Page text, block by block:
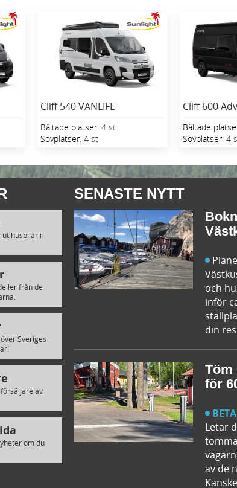
Cliff 540 VANLIFE
Bältade platser: 4 st
Sovplatser: 4 st
Cliff 600
Bältade
Sovplatser: 4
ut husbilar i
från de
Sveriges
av
om du
SENASTE NYTT
och
inför
din
Töm
för
Letar
av de